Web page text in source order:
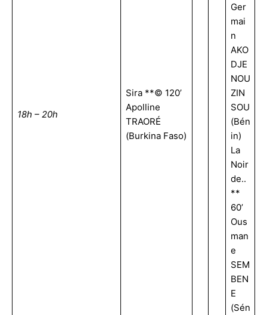
18h – 20h
Sira **© 120’
Apolline
TRAORÉ
(Burkina Faso)
Ger
mai
n
AKO
DJE
NOU
ZIN
SOU
(Bén
in)
La
Noir
de..
**
60’
Ous
man
e
SEM
BEN
E
(Sén